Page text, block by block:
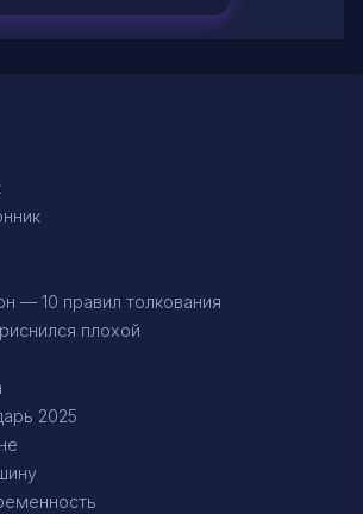
— 10 правил толкования
плохой
2025